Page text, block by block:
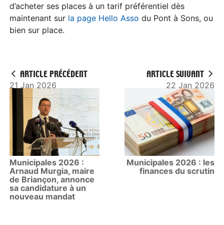
d’acheter ses places à un tarif préférentiel dès
maintenant sur la page Hello Asso du Pont à Sons, ou
bien sur place.
ARTICLE PRÉCÉDENT
21 Jan 2026
Municipales 2026 :
Arnaud Murgia, maire
de Briançon, annonce
sa candidature à un
nouveau mandat
ARTICLE SUIVANT
22 Jan 2026
Municipales 2026 : les
finances du scrutin